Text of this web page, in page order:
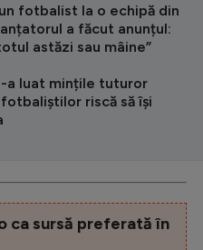
fotbalist la o echipă din
a făcut anunțul:
astăzi sau mâine”
a luat mințile tuturor
riscă să își
ca sursă preferată în